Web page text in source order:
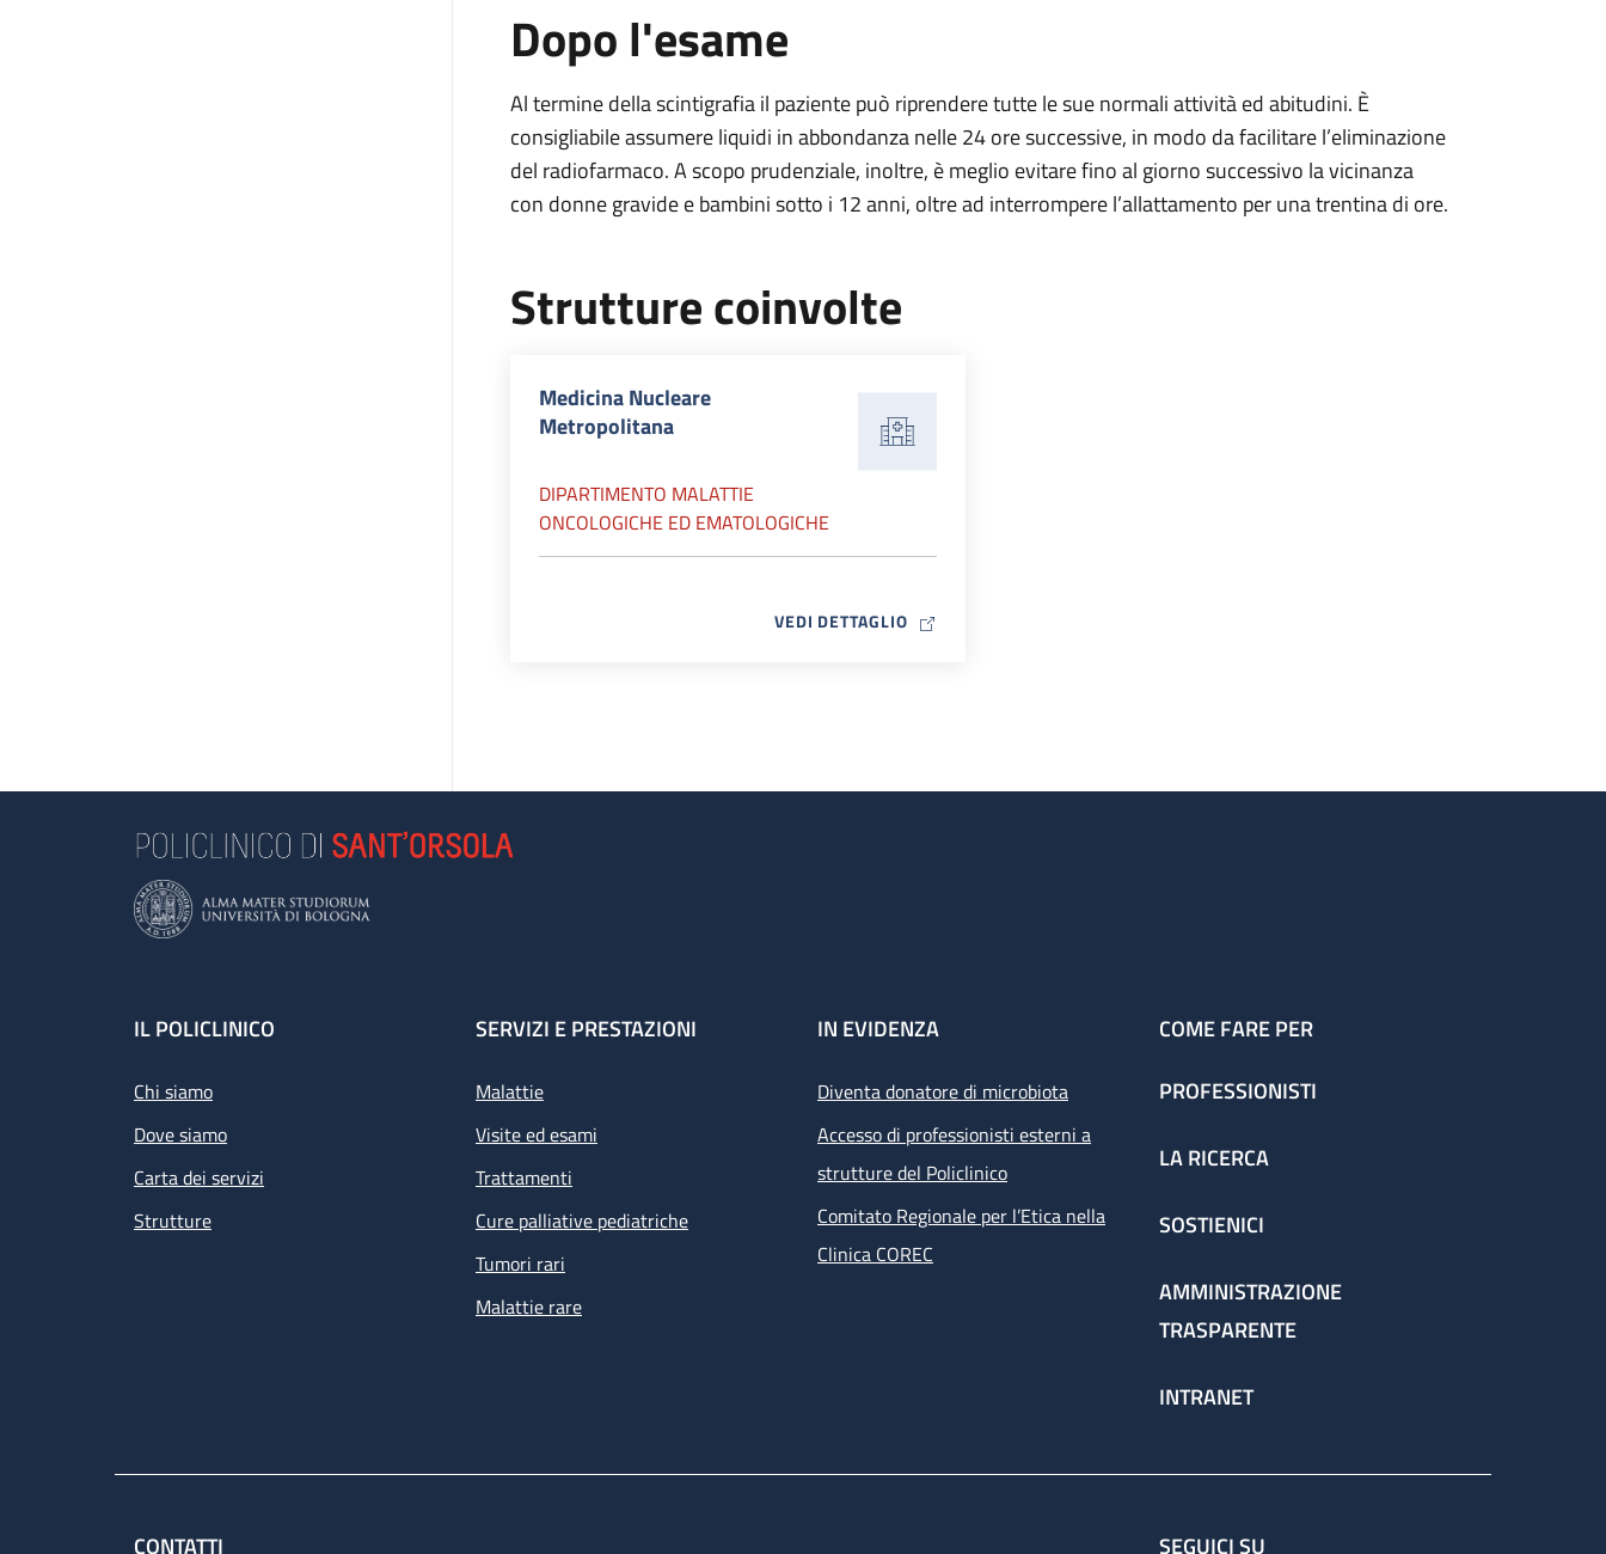
Dopo l'esame
Al termine della scintigrafia il paziente può riprendere tutte le sue normali attività ed abitudini. È
consigliabile assumere liquidi in abbondanza nelle 24 ore successive, in modo da facilitare l’eliminazione
del radiofarmaco. A scopo prudenziale, inoltre, è meglio evitare fino al giorno successivo la vicinanza
con donne gravide e bambini sotto i 12 anni, oltre ad interrompere l’allattamento per una trentina di ore.
Strutture coinvolte
Medicina Nucleare
Metropolitana
DIPARTIMENTO MALATTIE
ONCOLOGICHE ED EMATOLOGICHE
VEDI DETTAGLIOMAP ICON
Footer
IL POLICLINICO
Chi siamo
Dove siamo
Carta dei servizi
Strutture
SERVIZI E PRESTAZIONI
Malattie
Visite ed esami
Trattamenti
Cure palliative pediatriche
Tumori rari
Malattie rare
IN EVIDENZA
Diventa donatore di microbiota
Accesso di professionisti esterni a
strutture del Policlinico
Comitato Regionale per l’Etica nella
Clinica COREC
COME FARE PER
PROFESSIONISTI
LA RICERCA
SOSTIENICI
AMMINISTRAZIONE
TRASPARENTE
INTRANET
CONTATTI SEGUICI SU